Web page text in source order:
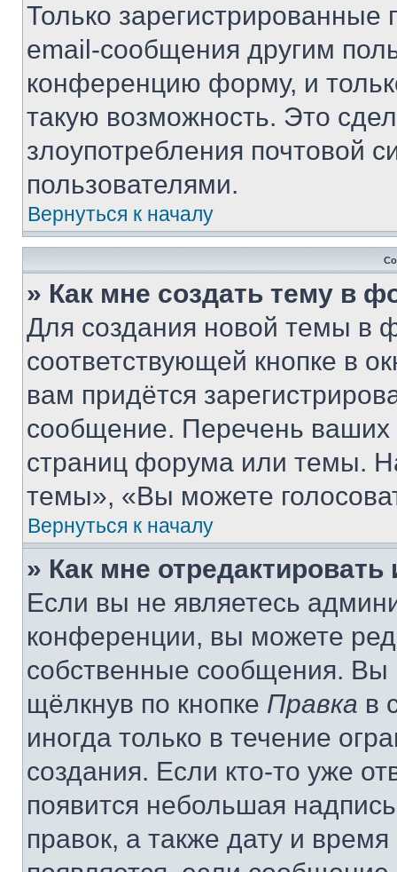
Только зарегистрированные
email-сообщения другим
конференцию форму, и
такую возможность. Это
злоупотребления почтовой
пользователями.
Вернуться к началу
» Как мне создать тему в
Для создания новой темы в
соответствующей кнопке в
вам придётся
сообщение. Перечень ваших
страниц форума или темы.
темы», «Вы можете
Вернуться к началу
» Как мне
Если вы не являетесь
конференции, вы можете
собственные сообщения. Вы
щёлкнув по кнопке Правка в
иногда только в течение
создания. Если кто-то уже
появится небольшая
правок, а также дату и